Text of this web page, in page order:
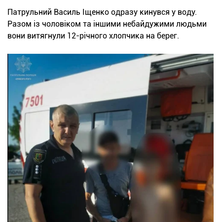
Патрульний Василь Іщенко одразу кинувся у воду.
Разом із чоловіком та іншими небайдужими людьми
вони витягнули 12-річного хлопчика на берег.